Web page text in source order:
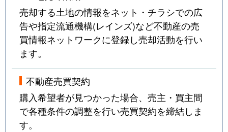
売却する土地の情報をネット・チラシでの広
告や指定流通機構(レインズ)など不動産の売
買情報ネットワークに登録し売却活動を行い
ます。
不動産売買契約
購入希望者が見つかった場合、売主・買主間
で各種条件の調整を行い売買契約を締結しま
す。